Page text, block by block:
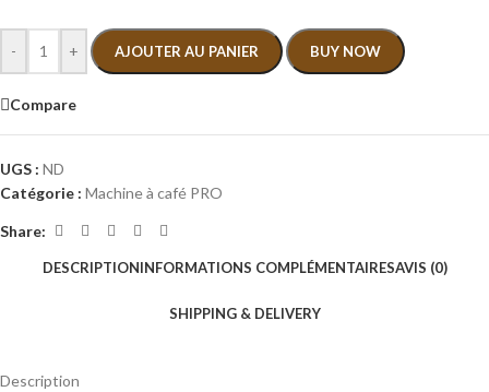
- + AJOUTER AU PANIER BUY NOW
Compare
UGS : ND
Catégorie : Machine à café PRO
Share:
DESCRIPTIONINFORMATIONS COMPLÉMENTAIRESAVIS (0)
SHIPPING & DELIVERY
Description